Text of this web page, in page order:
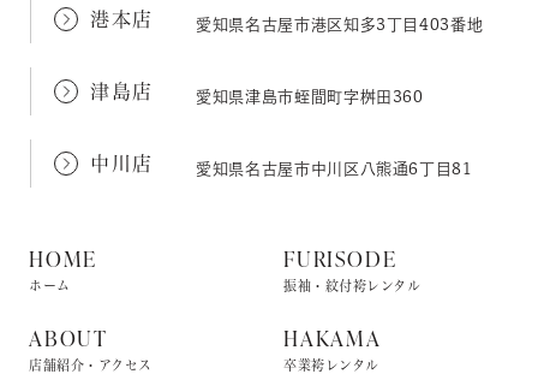
港本店 愛知県名古屋市港区知多3丁目403番地
津島店 愛知県津島市蛭間町字桝田360
中川店 愛知県名古屋市中川区八熊通6丁目81
HOME
ホーム
ABOUT
店舗紹介・アクセス
FURISODE
振袖・紋付袴レンタル
HAKAMA
卒業袴レンタル